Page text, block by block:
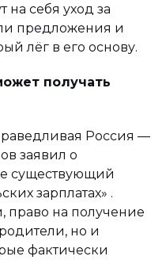
себя уход за
предложения и
лёг в его основу.
получать
Россия —
заявил о
существующий
зарплатах» .
право на получение
но и
фактически